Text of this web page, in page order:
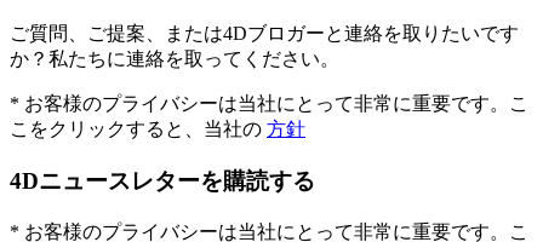
ご質問、ご提案、または4Dブロガーと連絡を取りたいです
か？私たちに連絡を取ってください。
* お客様のプライバシーは当社にとって非常に重要です。こ
こをクリックすると、当社の 方針
4Dニュースレターを購読する
* お客様のプライバシーは当社にとって非常に重要です。こ